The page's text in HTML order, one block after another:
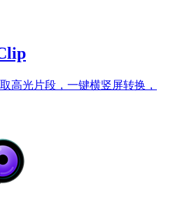
高光片段，一键横竖屏转换，